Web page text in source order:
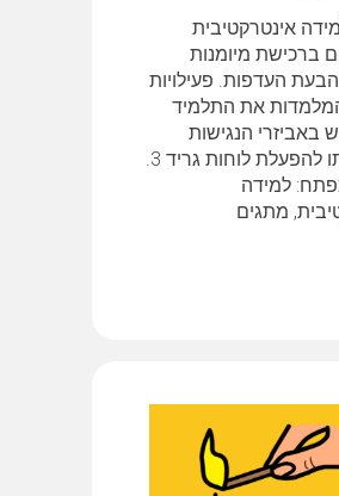
אינטרקטיבית
ברכישת מיומנות
העדפות. פעילויות
את התלמיד
הנגישות
שברשותו להפעלת לוחות גריד 3.
למידה
מתגים